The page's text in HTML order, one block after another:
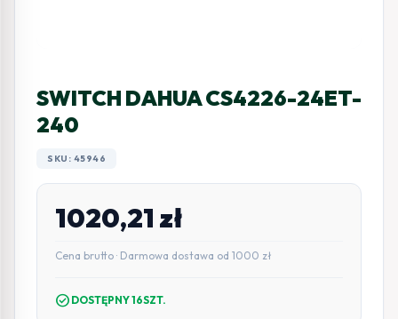
SWITCH DAHUA CS4226-24ET-
240
SKU: 45946
1020,21 zł
Cena brutto · Darmowa dostawa od 1000 zł
check_circle DOSTĘPNY 16SZT.